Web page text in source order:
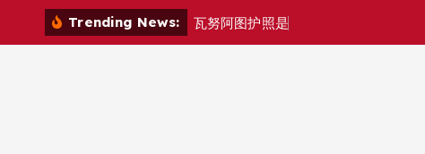
Trending News: 瓦努阿图护照是